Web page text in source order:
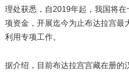
理处获悉，自2019年起，我国将
项资金，开展迄今为止布达拉宫最
利用专项工作。
据介绍，目前布达拉宫宫藏在册的